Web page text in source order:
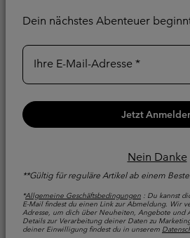
Dein nächstes Abenteuer
Ihre E-Mail-Adresse
Jetzt
Nein Danke
**Gültig für reguläre Artikel ab einem
*Allgemeine Geschäftsbedingungen : Du kannst
E-Mail findest du einen Link zur Abmeldung. Wir
Adresse, um dich über Neuheiten, Angebote und
Details zur Verarbeitung deiner Daten zu
deiner Einwilligung findest du in unserem
Chill Creek™ Trekking-
Hose für Männer
Minimum sale price:
€ 72,00 Maximum sale price:
€ 84,00
120,00
€